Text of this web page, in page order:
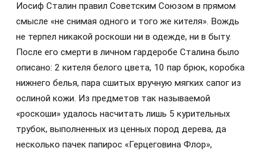
Иосиф Сталин правил Советским Союзом в прямом
смысле «не снимая одного и того же кителя». Вождь
не терпел никакой роскоши ни в одежде, ни в быту.
После его смерти в личном гардеробе Сталина было
описано: 2 кителя белого цвета, 10 пар брюк, коробка
нижнего белья, пара сшитых вручную мягких сапог из
ослиной кожи. Из предметов так называемой
«роскоши» удалось насчитать лишь 5 курительных
трубок, выполненных из ценных пород дерева, да
несколько пачек папирос «Герцеговина Флор»,